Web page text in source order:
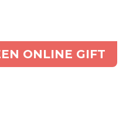
ONLINE GIFT